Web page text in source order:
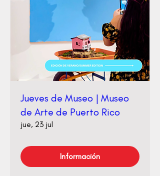
Jueves de Museo | Museo
de Arte de Puerto Rico
jue, 23 jul
Información